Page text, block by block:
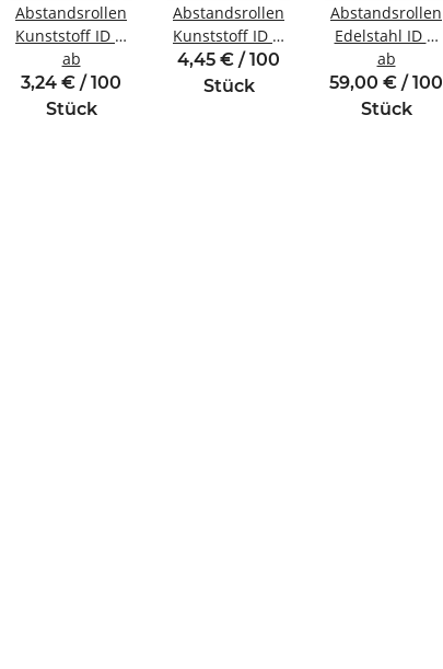
Abstandsrollen
Kunststoff ID Ø
2,7 mm für
Gewinde M2,5
ab
3,24 € / 100
Stück
Abstandsrollen
Kunststoff ID Ø
2,2 mm für
Gewinde M2
4,45 € / 100
Stück
Abstandsrollen
Edelstahl ID Ø
5,4 mm für
Gewinde M5
ab
59,00 € / 100
Stück